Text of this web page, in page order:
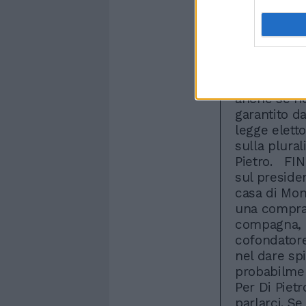
chimere".
vogliono
legittimo.
coalizione
su un
anche se
garantito
legge
sulla
Pietro.
sul
casa di
una
nel dare
Per Di